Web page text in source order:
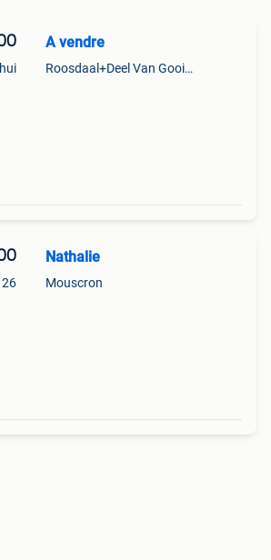
A vendre
Roosdaal+Deel Van Gooik En Sint-Kwintens-Lennik
26
Nathalie
Mouscron